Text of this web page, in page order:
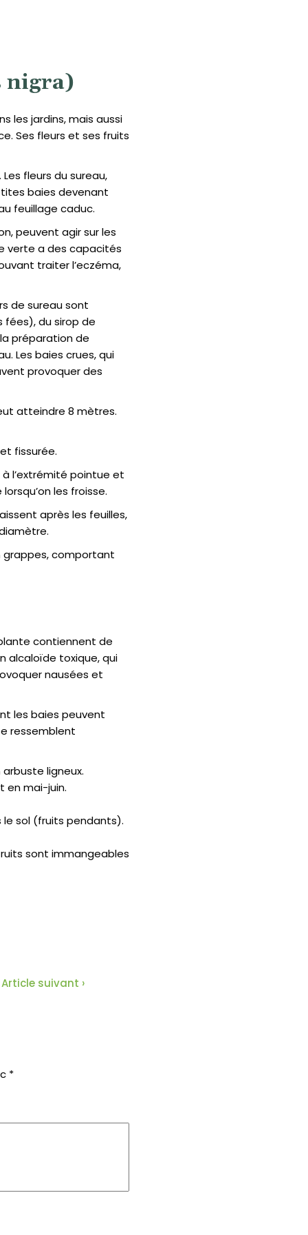
nigra)
les jardins, mais aussi
Ses fleurs et ses fruits
fleurs du sureau,
baies devenant
feuillage caduc.
peuvent agir sur les
verte a des capacités
traiter l’eczéma,
de sureau sont
du sirop de
préparation de
Les baies crues, qui
provoquer des
atteindre 8 mètres.
fissurée.
l’extrémité pointue et
les froisse.
après les feuilles,
grappes, comportant
contiennent de
alcaloïde toxique, qui
nausées et
les baies peuvent
ressemblent
ligneux.
en mai-juin.
le sol (fruits pendants).
sont immangeables
Article suivant ›
*